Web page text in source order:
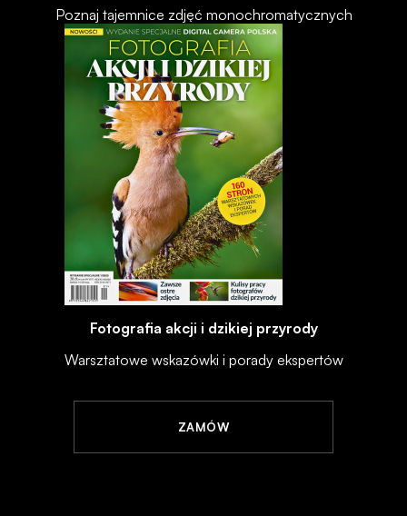
Poznaj tajemnice zdjęć monochromatycznych
Fotografia akcji i dzikiej przyrody
Warsztatowe wskazówki i porady ekspertów
ZAMÓW